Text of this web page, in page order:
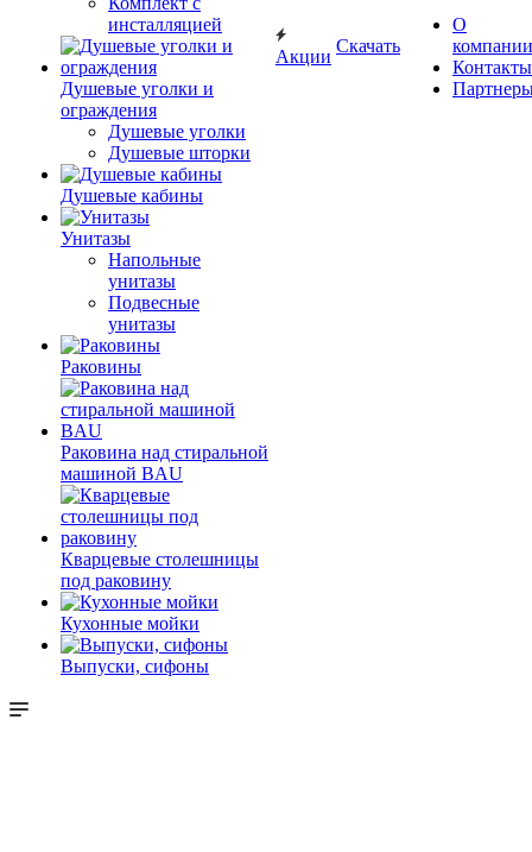
инсталляцией
Душевые уголки и
ограждения
Душевые уголки
Душевые шторки
Душевые кабины
Унитазы
Напольные
унитазы
Подвесные
унитазы
Раковины
Раковина над стиральной
машиной BAU
Кварцевые столешницы
под раковину
Кухонные мойки
Выпуски, сифоны
Акции
Скачать
О
компании
Контакты